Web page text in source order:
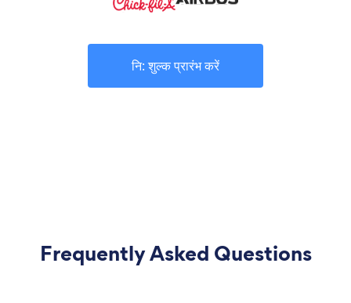
नि: शुल्क प्रारंभ करें
Frequently Asked Questions